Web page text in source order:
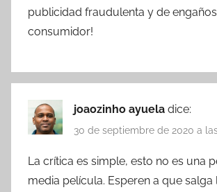
publicidad fraudulenta y de
consumidor!
joaozinho ayuela dice:
30 de septiembre de 2020 a
La crítica es simple, esto no es una
media película. Esperen a que salga